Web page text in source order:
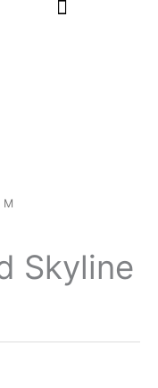
M
Skyline